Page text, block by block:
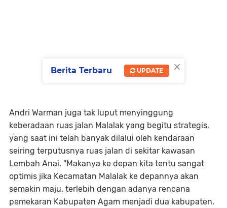
Andri Warman juga tak luput menyinggung
keberadaan ruas jalan Malalak yang begitu strategis,
yang saat ini telah banyak dilalui oleh kendaraan
seiring terputusnya ruas jalan di sekitar kawasan
Lembah Anai. "Makanya ke depan kita tentu sangat
optimis jika Kecamatan Malalak ke depannya akan
semakin maju, terlebih dengan adanya rencana
pemekaran Kabupaten Agam menjadi dua kabupaten.
×
Berita Terbaru UPDATE